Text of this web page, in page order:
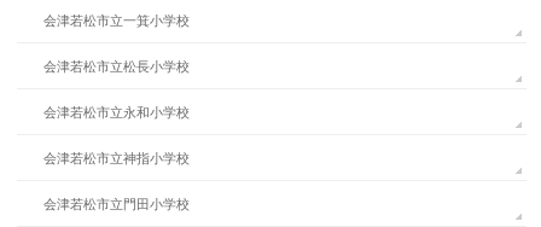
会津若松市立一箕小学校
会津若松市立松長小学校
会津若松市立永和小学校
会津若松市立神指小学校
会津若松市立門田小学校